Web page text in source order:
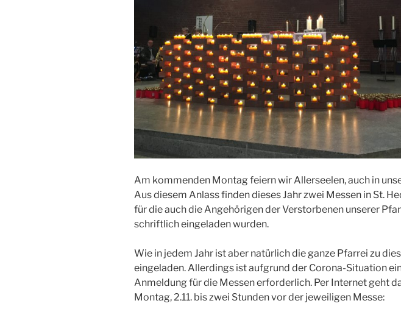
Am kommenden Montag feiern wir Allerseelen, auch in
Aus diesem Anlass finden dieses Jahr zwei Messen in St.
für die auch die Angehörigen der Verstorbenen unserer
schriftlich eingeladen wurden.
Wie in jedem Jahr ist aber natürlich die ganze Pfarrei zu
eingeladen. Allerdings ist aufgrund der Corona-Situation
Anmeldung für die Messen erforderlich. Per Internet geht
Montag, 2.11. bis zwei Stunden vor der jeweiligen Messe: